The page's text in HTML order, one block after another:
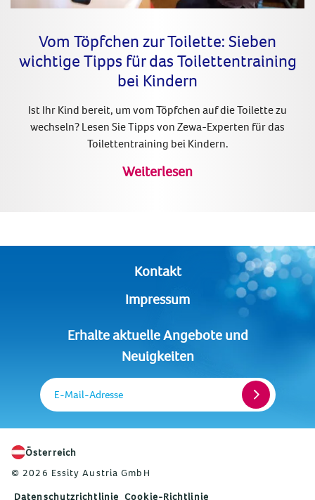
Vom Töpfchen zur Toilette: Sieben
wichtige Tipps für das Toilettentraining
bei Kindern
Ist Ihr Kind bereit, um vom Töpfchen auf die Toilette zu
wechseln? Lesen Sie Tipps von Zewa-Experten für das
Toilettentraining bei Kindern.
Weiterlesen
Kontakt
Impressum
Erhalte aktuelle Angebote und
Neuigkeiten
E-Mail-Adresse
Österreich
© 2026 Essity Austria GmbH
Datenschutzrichtlinie Cookie-Richtlinie